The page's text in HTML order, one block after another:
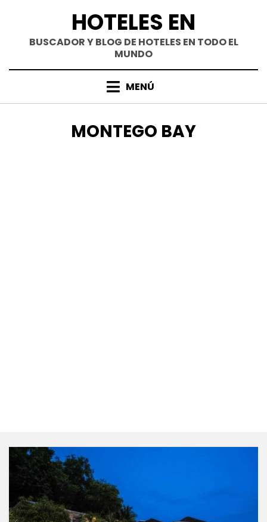
contenido
HOTELES EN
BUSCADOR Y BLOG DE HOTELES EN TODO EL
MUNDO
MENÚ
CATEGORÍA
:
MONTEGO BAY